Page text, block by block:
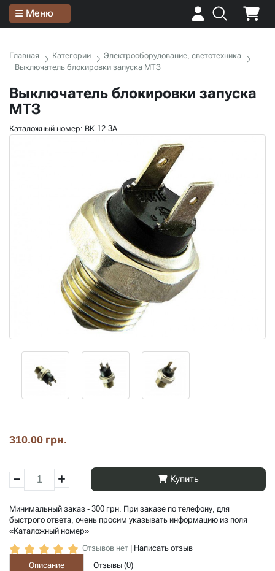
Меню
Главная Категории
Электрооборудование, светотехника
Выключатель блокировки запуска МТЗ
Выключатель блокировки запуска
МТЗ
Каталожный номер: ВК-12-3А
310.00 грн.
Купить
Минимальный заказ - 300 грн. При заказе по телефону, для
быстрого ответа, очень просим указывать информацию из поля
«Каталожный номер»
Отзывов нет
Написать отзыв
Описание
Отзывы (0)